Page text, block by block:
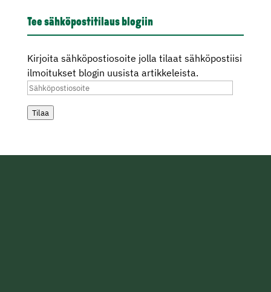
Tee sähköpostitilaus blogiin
Kirjoita sähköpostiosoite jolla tilaat sähköpostiisi
ilmoitukset blogin uusista artikkeleista.
Sähköpostiosoite
Tilaa